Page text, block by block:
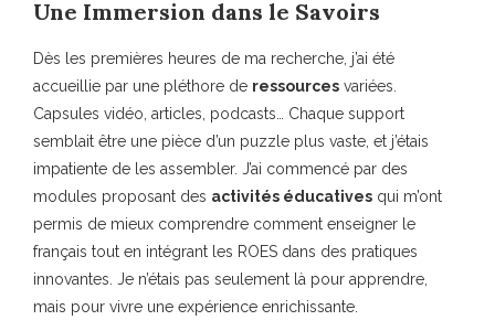
Une Immersion dans le Savoirs
Dès les premières heures de ma recherche, j’ai été
accueillie par une pléthore de ressources variées.
Capsules vidéo, articles, podcasts… Chaque support
semblait être une pièce d’un puzzle plus vaste, et j’étais
impatiente de les assembler. J’ai commencé par des
modules proposant des activités éducatives qui m’ont
permis de mieux comprendre comment enseigner le
français tout en intégrant les ROES dans des pratiques
innovantes. Je n’étais pas seulement là pour apprendre,
mais pour vivre une expérience enrichissante.